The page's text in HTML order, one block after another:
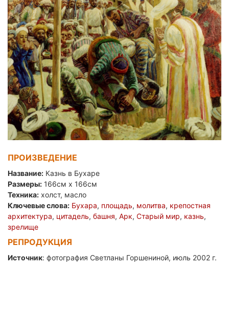
ПРОИЗВЕДЕНИЕ
Название: Казнь в Бухаре
Размеры: 166см x 166см
Техника: холст, масло
Ключевые слова: Бухара, площадь, молитва, крепостная
архитектура, цитадель, башня, Арк, Старый мир, казнь,
зрелище
РЕПРОДУКЦИЯ
Источник: фотография Светланы Горшениной, июль 2002 г.